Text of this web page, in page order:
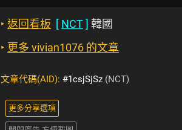
‣ 返回看板 [ NCT] 韓國
‣ 更多 vivian1076 的文章
文章代碼(AID): #1csjSjSz (NCT)
更多分享選項